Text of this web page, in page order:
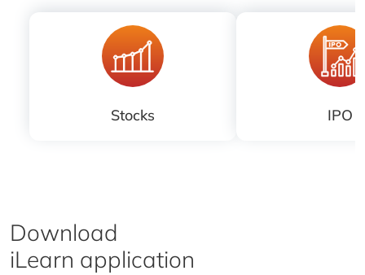
Stocks IPO
Download
iLearn application